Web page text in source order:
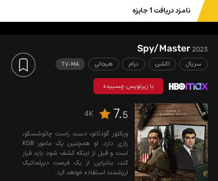
نامزد دریافت 1 جایزه
Spy/Master2023
سریال اکشن درام هیجانی TV-MA
با زیرنویس چسبیده
7.5
4K
ویکتور گودئانو، دست راست چائوشسکو،
رازی دارد. او همچنین یک مامور KGB
است و قبل از اینکه کشف شود باید فرار
کند، بنابراین از یک فرصت دیپلماتیک
ارزشمند استفاده خواهد کرد.